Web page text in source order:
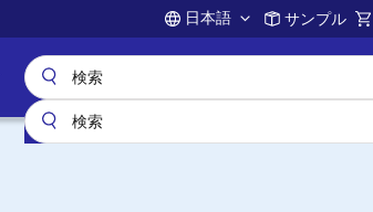
Account
日本語 サンプル